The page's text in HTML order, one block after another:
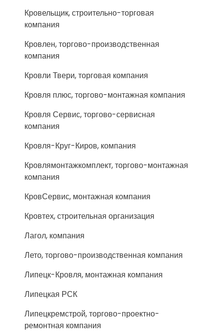
Кровельщик, строительно-торговая
компания
Кровлен, торгово-производственная
компания
Кровли Твери, торговая компания
Кровля плюс, торгово-монтажная компания
Кровля Сервис, торгово-сервисная
компания
Кровля-Круг-Киров, компания
Кровлямонтажкомплект, торгово-монтажная
компания
КровСервис, монтажная компания
Кровтех, строительная организация
Лагол, компания
Лето, торгово-производственная компания
Липецк-Кровля, монтажная компания
Липецкая РСК
Липецкремстрой, торгово-проектно-
ремонтная компания